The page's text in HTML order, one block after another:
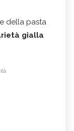
della pasta
gialla